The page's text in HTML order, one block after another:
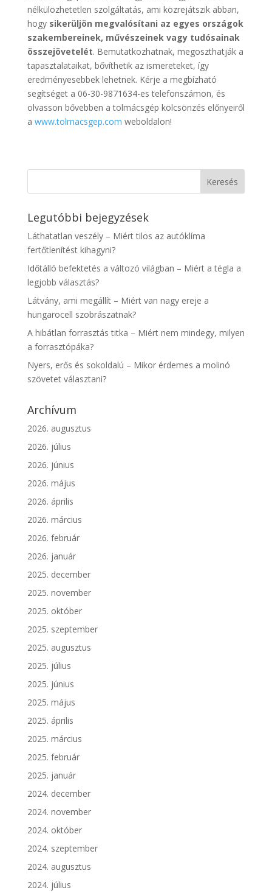
nélkülözhetetlen szolgáltatás, ami közrejátszik abban,
hogy sikerüljön megvalósítani az egyes országok
szakembereinek, művészeinek vagy tudósainak
összejövetelét. Bemutatkozhatnak, megoszthatják a
tapasztalataikat, bővíthetik az ismereteket, így
eredményesebbek lehetnek. Kérje a megbízható
segítséget a 06-30-9871634-es telefonszámon, és
olvasson bővebben a tolmácsgép kölcsönzés előnyeiről
a www.tolmacsgep.com weboldalon!
Legutóbbi bejegyzések
Láthatatlan veszély – Miért tilos az autóklíma
fertőtlenítést kihagyni?
Időtálló befektetés a változó világban – Miért a tégla a
legjobb választás?
Látvány, ami megállít – Miért van nagy ereje a
hungarocell szobrászatnak?
A hibátlan forrasztás titka – Miért nem mindegy, milyen
a forrasztópáka?
Nyers, erős és sokoldalú – Mikor érdemes a molinó
szövetet választani?
Archívum
2026. augusztus
2026. július
2026. június
2026. május
2026. április
2026. március
2026. február
2026. január
2025. december
2025. november
2025. október
2025. szeptember
2025. augusztus
2025. július
2025. június
2025. május
2025. április
2025. március
2025. február
2025. január
2024. december
2024. november
2024. október
2024. szeptember
2024. augusztus
2024. július